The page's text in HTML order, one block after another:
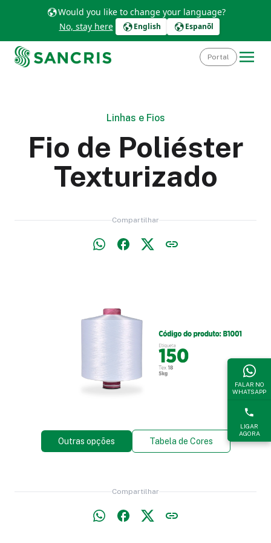
Would you like to change your language?
No, stay here
English Espanõl
Portal
Linhas e Fios
Fio de Poliéster
Texturizado
Compartilhar
Outras opções Tabela de Cores
Compartilhar
FALAR NO
WHATSAPP
LIGAR
AGORA